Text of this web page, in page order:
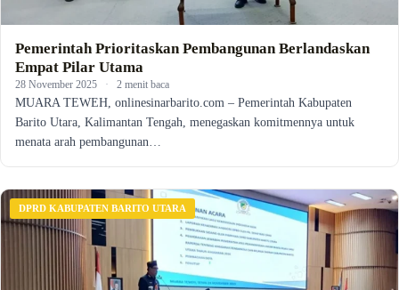
Pemerintah Prioritaskan Pembangunan Berlandaskan
Empat Pilar Utama
28 November 2025 · 2 menit baca
MUARA TEWEH, onlinesinarbarito.com – Pemerintah Kabupaten
Barito Utara, Kalimantan Tengah, menegaskan komitmennya untuk
menata arah pembangunan…
DPRD KABUPATEN BARITO UTARA